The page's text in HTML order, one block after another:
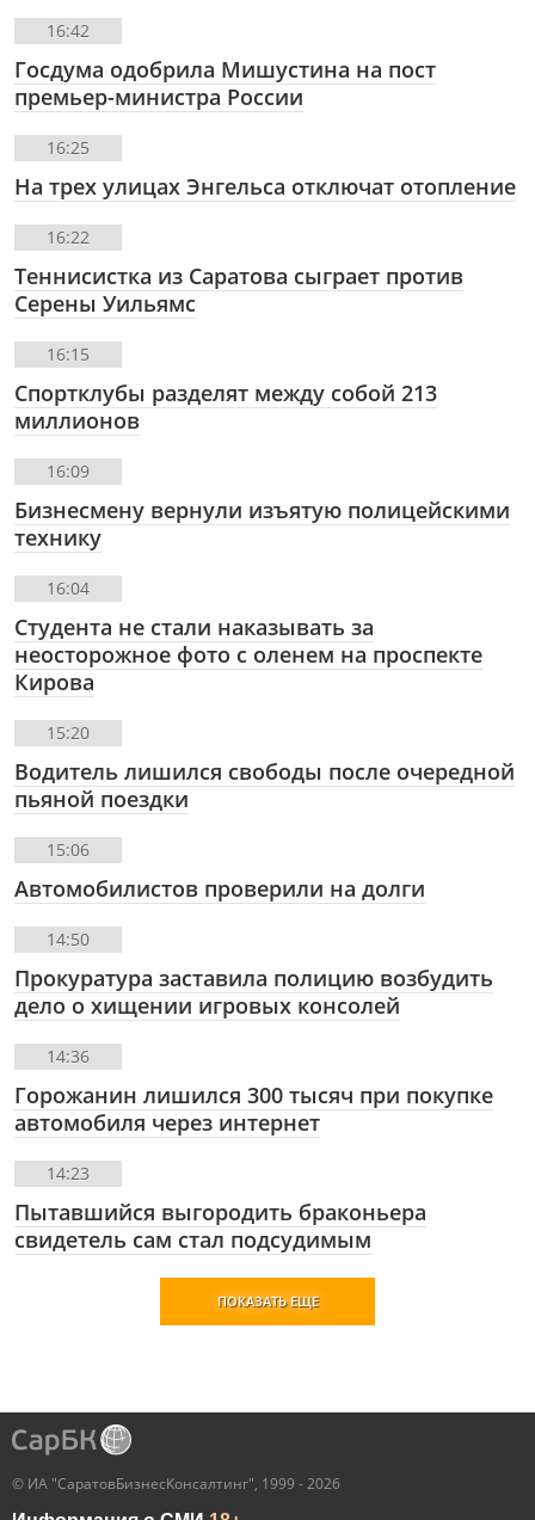
16:42
Госдума одобрила Мишустина на пост
премьер-министра России
16:25
На трех улицах Энгельса отключат отопление
16:22
Теннисистка из Саратова сыграет против
Серены Уильямс
16:15
Спортклубы разделят между собой 213
миллионов
16:09
Бизнесмену вернули изъятую полицейскими
технику
16:04
Студента не стали наказывать за
неосторожное фото с оленем на проспекте
Кирова
15:20
Водитель лишился свободы после очередной
пьяной поездки
15:06
Автомобилистов проверили на долги
14:50
Прокуратура заставила полицию возбудить
дело о хищении игровых консолей
14:36
Горожанин лишился 300 тысяч при покупке
автомобиля через интернет
14:23
Пытавшийся выгородить браконьера
свидетель сам стал подсудимым
ПОКАЗАТЬ ЕЩЕ
© ИА "СаратовБизнесКонсалтинг", 1999 - 2026